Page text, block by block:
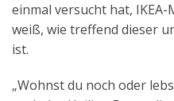
einmal versucht hat,
weiß, wie treffend dieser
ist.
„Wohnst du noch oder